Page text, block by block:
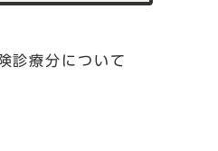
診療分について